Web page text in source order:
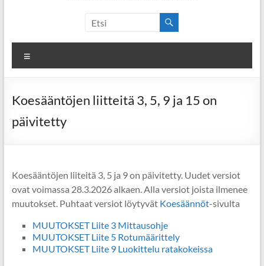
Koesääntöjen liitteitä 3, 5, 9 ja 15 on
päivitetty
Koesääntöjen liiteitä 3, 5 ja 9 on päivitetty. Uudet versiot
ovat voimassa 28.3.2026 alkaen. Alla versiot joista ilmenee
muutokset. Puhtaat versiot löytyvät Koesäännöt-sivulta
MUUTOKSET Liite 3 Mittausohje
MUUTOKSET Liite 5 Rotumäärittely
MUUTOKSET Liite 9 Luokittelu ratakokeissa